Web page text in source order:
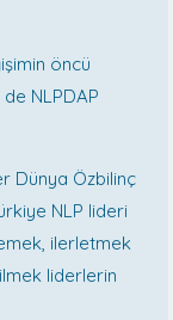
öncü
de NLPDAP
Dünya Özbilinç
NLP lideri
ilerletmek
liderlerin